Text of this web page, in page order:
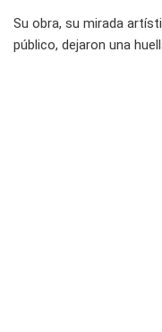
Su obra, su mirada
público, dejaron una